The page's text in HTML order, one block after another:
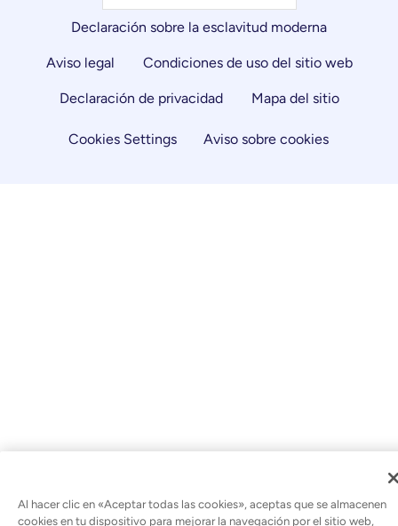
Declaración sobre la esclavitud moderna
Aviso legal Condiciones de uso del sitio web
Declaración de privacidad Mapa del sitio
Cookies Settings Aviso sobre cookies
Al hacer clic en «Aceptar todas las cookies», aceptas que se almacenen
cookies en tu dispositivo para mejorar la navegación por el sitio web,